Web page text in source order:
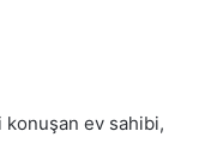
konuşan ev sahibi,